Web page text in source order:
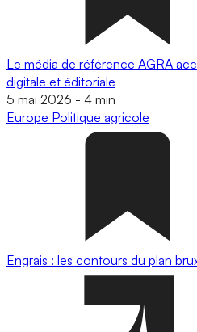
Le média de référence AGRA
digitale et éditoriale
5 mai 2026 - 4 min
Europe Politique agricole
Engrais : les contours du plan